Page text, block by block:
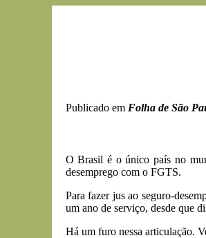
Publicado em Folha de São
O Brasil é o único país no
desemprego com o FGTS.
Para fazer jus ao seguro-
um ano de serviço, desde que
Há um furo nessa articulação.